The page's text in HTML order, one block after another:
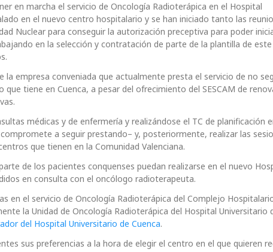
en marcha el servicio de Oncología Radioterápica en el Hospital
en el nuevo centro hospitalario y se han iniciado tanto las
Nuclear para conseguir la autorización preceptiva para poder
en la selección y contratación de parte de la plantilla de
empresa conveniada que actualmente presta el servicio de no
tiene en Cuenca, a pesar del ofrecimiento del SESCAM de
médicas y de enfermería y realizándose el TC de planificación
a seguir prestando– y, posteriormente, realizar las
que tienen en la Comunidad Valenciana.
de los pacientes conquenses puedan realizarse en el nuevo
en consulta con el oncólogo radioterapeuta.
en el servicio de Oncología Radioterápica del Complejo
la Unidad de Oncología Radioterápica del Hospital Universitario
del Hospital Universitario de Cuenca.
sus preferencias a la hora de elegir el centro en el que quieren